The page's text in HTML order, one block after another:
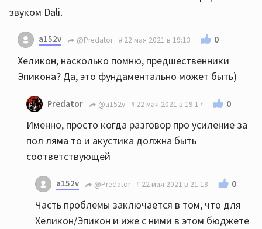
звуком Dali.
a152v @Predator 22 мая 2021 в 19:13 0
Хеликон, насколько помню, предшественники
Эпикона? Да, это фундаментально может быть)
Predator @a152v 22 мая 2021 в 19:17 0
Именно, просто когда разговор про усиление за
пол ляма то и акустика должна быть
соответствующей
a152v @Predator 22 мая 2021 в 21:18 0
Часть проблемы заключается в том, что для
Хеликон/Эпикон и иже с ними в этом бюджете